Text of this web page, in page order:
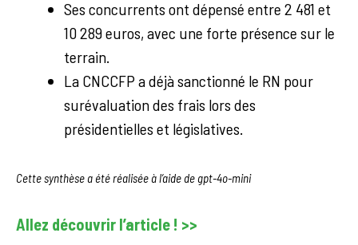
Ses concurrents ont dépensé entre 2 481 et
10 289 euros, avec une forte présence sur le
terrain.
La CNCCFP a déjà sanctionné le RN pour
surévaluation des frais lors des
présidentielles et législatives.
Cette synthèse a été réalisée à l’aide de gpt-4o-mini
Allez découvrir l’article ! >>